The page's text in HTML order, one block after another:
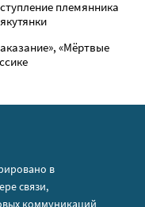
племянника
«Мёртвые
в
связи,
коммуникаций